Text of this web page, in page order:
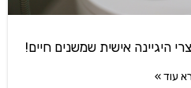
היגיינה אישית שמשנים חיים!
עוד »